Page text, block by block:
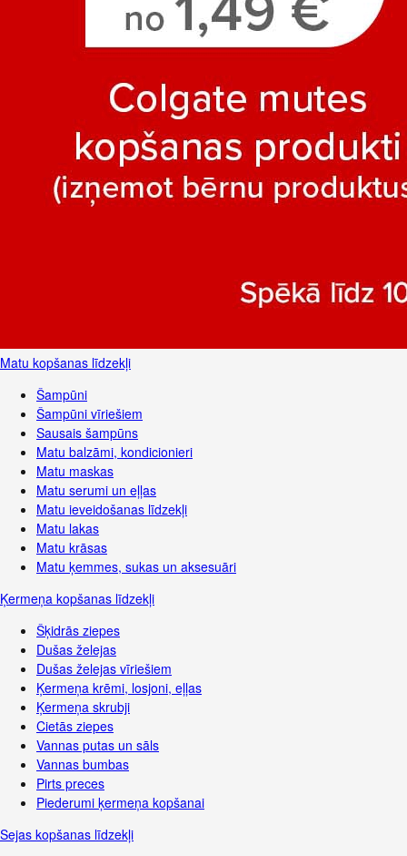
Matu kopšanas līdzekļi
Šampūni
Šampūni vīriešiem
Sausais šampūns
Matu balzāmi, kondicionieri
Matu maskas
Matu serumi un eļļas
Matu ieveidošanas līdzekļi
Matu lakas
Matu krāsas
Matu ķemmes, sukas un aksesuāri
Ķermeņa kopšanas līdzekļi
Šķidrās ziepes
Dušas želejas
Dušas želejas vīriešiem
Ķermeņa krēmi, losjoni, eļļas
Ķermeņa skrubji
Cietās ziepes
Vannas putas un sāls
Vannas bumbas
Pirts preces
Piederumi ķermeņa kopšanai
Sejas kopšanas līdzekļi